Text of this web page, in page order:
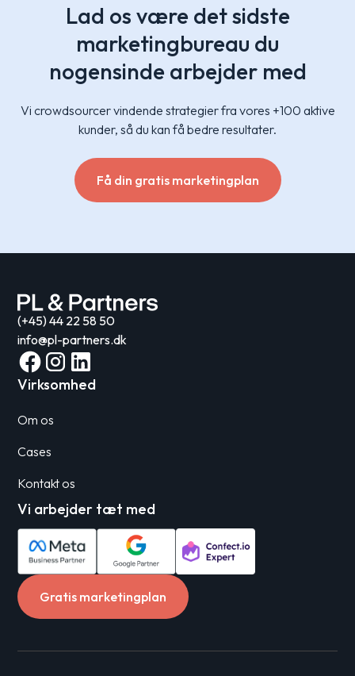
Lad os være det sidste
marketingbureau du
nogensinde arbejder med
Vi crowdsourcer vindende strategier fra vores +100 aktive
kunder, så du kan få bedre resultater.
Få din gratis marketingplan
(+45) 44 22 58 50
info@pl-partners.dk
Virksomhed
Om os
Cases
Kontakt os
Vi arbejder tæt med
Gratis marketingplan